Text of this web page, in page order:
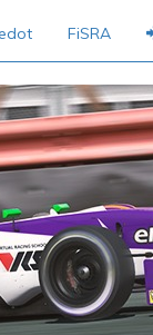
FiSRA